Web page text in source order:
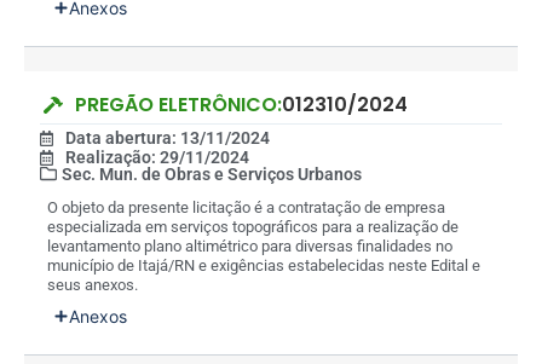
Anexos
PREGÃO ELETRÔNICO:012310/2024
Data abertura: 13/11/2024
Realização: 29/11/2024
Sec. Mun. de Obras e Serviços Urbanos
O objeto da presente licitação é a contratação de empresa
especializada em serviços topográficos para a realização de
levantamento plano altimétrico para diversas finalidades no
município de Itajá/RN e exigências estabelecidas neste Edital e
seus anexos.
Anexos